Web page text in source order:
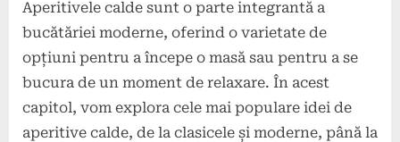
Aperitivele calde sunt o parte integrantă a
bucătăriei moderne, oferind o varietate de
opțiuni pentru a începe o masă sau pentru a se
bucura de un moment de relaxare. În acest
capitol, vom explora cele mai populare idei de
aperitive calde, de la clasicele și moderne, până la